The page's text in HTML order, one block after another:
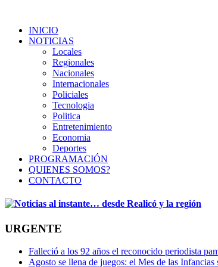
INICIO
NOTICIAS
Locales
Regionales
Nacionales
Internacionales
Policiales
Tecnologia
Politica
Entretenimiento
Economia
Deportes
PROGRAMACIÓN
QUIENES SOMOS?
CONTACTO
URGENTE
Falleció a los 92 años el reconocido periodista
Agosto se llena de juegos: el Mes de las